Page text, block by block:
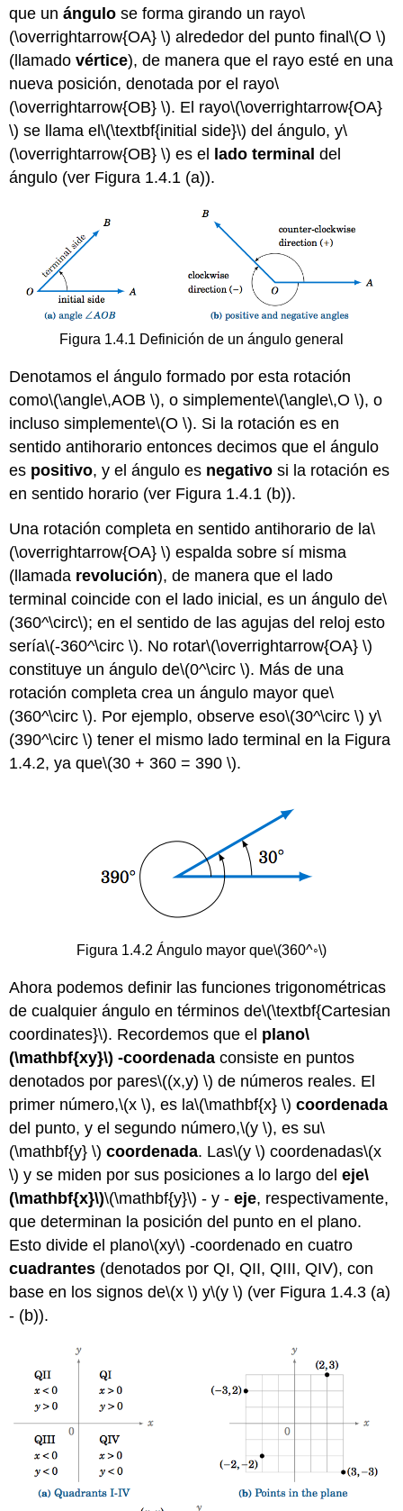
que unángulo se forma girando un rayo\
(\overrightarrow{OA} \) alrededor del punto final\(O \)
(llamadovértice), de manera que el rayo esté en una
nueva posición, denotada por el rayo\
(\overrightarrow{OB} \). El rayo\(\overrightarrow{OA}
\) se llama el\(\textbf{initial side}\) del ángulo, y\
(\overrightarrow{OB} \) es el lado terminal del
ángulo (ver Figura 1.4.1 (a)).
Figura 1.4.1 Definición de un ángulo general
Denotamos el ángulo formado por esta rotación
como\(\angle\,AOB \), o simplemente\(\angle\,O \), o
incluso simplemente\(O \). Si la rotación es en
sentido antihorario entonces decimos que el ángulo
es positivo, y el ángulo es negativo si la rotación es
en sentido horario (ver Figura 1.4.1 (b)).
Una rotación completa en sentido antihorario de la\
(\overrightarrow{OA} \) espalda sobre sí misma
(llamada revolución), de manera que el lado
terminal coincide con el lado inicial, es un ángulo de\
(360^\circ\); en el sentido de las agujas del reloj esto
sería\(-360^\circ \). No rotar\(\overrightarrow{OA} \)
constituye un ángulo de\(0^\circ \). Más de una
rotación completa crea un ángulo mayor que\
(360^\circ \). Por ejemplo, observe eso\(30^\circ \) y\
(390^\circ \) tener el mismo lado terminal en la Figura
1.4.2, ya que\(30 + 360 = 390 \).
Figura 1.4.2 Ángulo mayor que\(360^◦\)
Ahora podemos definir las funciones trigonométricas
de cualquier ángulo en términos de\(\textbf{Cartesian
coordinates}\). Recordemos que el plano\
(\mathbf{xy}\) -coordenada consiste en puntos
denotados por pares\((x,y) \) de números reales. El
primer número,\(x \), es la\(\mathbf{x} \) coordenada
del punto, y el segundo número,\(y \), es su\
(\mathbf{y} \) coordenada. Las\(y \) coordenadas\(x
\) y se miden por sus posiciones a lo largo deleje\
(\mathbf{x}\)\(\mathbf{y}\) - y -eje, respectivamente,
que determinan la posición del punto en el plano.
Esto divide el plano\(xy\) -coordenado en cuatro
cuadrantes (denotados por QI, QII, QIII, QIV), con
base en los signos de\(x \) y\(y \) (ver Figura 1.4.3 (a)
- (b)).